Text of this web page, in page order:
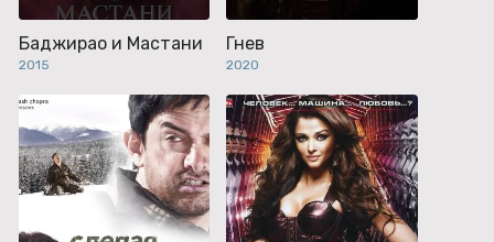
Баджирао и Мастани
2015
Гнев
2020